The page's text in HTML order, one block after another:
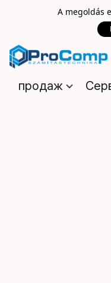
A megoldás
продаж